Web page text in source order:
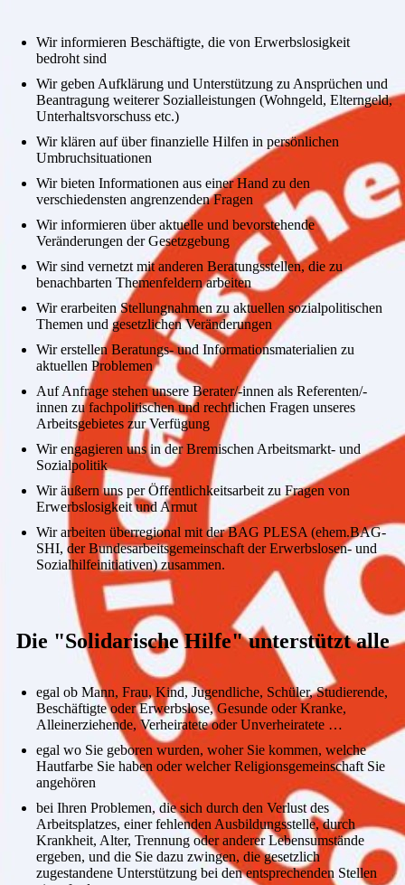
Wir informieren Beschäftigte, die von Erwerbslosigkeit
bedroht sind
Wir geben Aufklärung und Unterstützung zu Ansprüchen und
Beantragung weiterer Sozialleistungen (Wohngeld, Elterngeld,
Unterhaltsvorschuss etc.)
Wir klären auf über finanzielle Hilfen in persönlichen
Umbruchsituationen
Wir bieten Informationen aus einer Hand zu den
verschiedensten angrenzenden Fragen
Wir informieren über aktuelle und bevorstehende
Veränderungen der Gesetzgebung
Wir sind vernetzt mit anderen Beratungsstellen, die zu
benachbarten Themenfeldern arbeiten
Wir erarbeiten Stellungnahmen zu aktuellen sozialpolitischen
Themen und gesetzlichen Veränderungen
Wir erstellen Beratungs- und Informationsmaterialien zu
aktuellen Problemen
Auf Anfrage stehen unsere Berater/-innen als Referenten/-
innen zu fachpolitischen und rechtlichen Fragen unseres
Arbeitsgebietes zur Verfügung
Wir engagieren uns in der Bremischen Arbeitsmarkt- und
Sozialpolitik
Wir äußern uns per Öffentlichkeitsarbeit zu Fragen von
Erwerbslosigkeit und Armut
Wir arbeiten überregional mit der BAG PLESA (ehem.BAG-
SHI, der Bundesarbeitsgemeinschaft der Erwerbslosen- und
Sozialhilfeinitiativen) zusammen.
Die "Solidarische Hilfe" unterstützt alle
egal ob Mann, Frau, Kind, Jugendliche, Schüler, Studierende,
Beschäftigte oder Erwerbslose, Gesunde oder Kranke,
Alleinerziehende, Verheiratete oder Unverheiratete …
egal wo Sie geboren wurden, woher Sie kommen, welche
Hautfarbe Sie haben oder welcher Religionsgemeinschaft Sie
angehören
bei Ihren Problemen, die sich durch den Verlust des
Arbeitsplatzes, einer fehlenden Ausbildungsstelle, durch
Krankheit, Alter, Trennung oder anderer Lebensumstände
ergeben, und die Sie dazu zwingen, die gesetzlich
zugestandene Unterstützung bei den entsprechenden Stellen